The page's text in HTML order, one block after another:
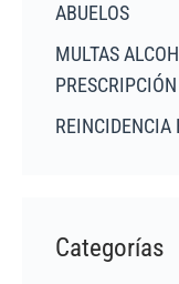
ABUELOS
MULTAS
PRESCRIPCIÓN
REINCIDENCIA
Categorías